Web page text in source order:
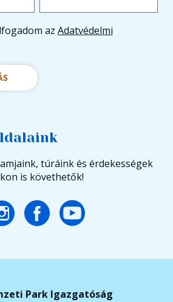
az Adatvédelmi
túráink és érdekességek
is követhetők!
Park Igazgatóság